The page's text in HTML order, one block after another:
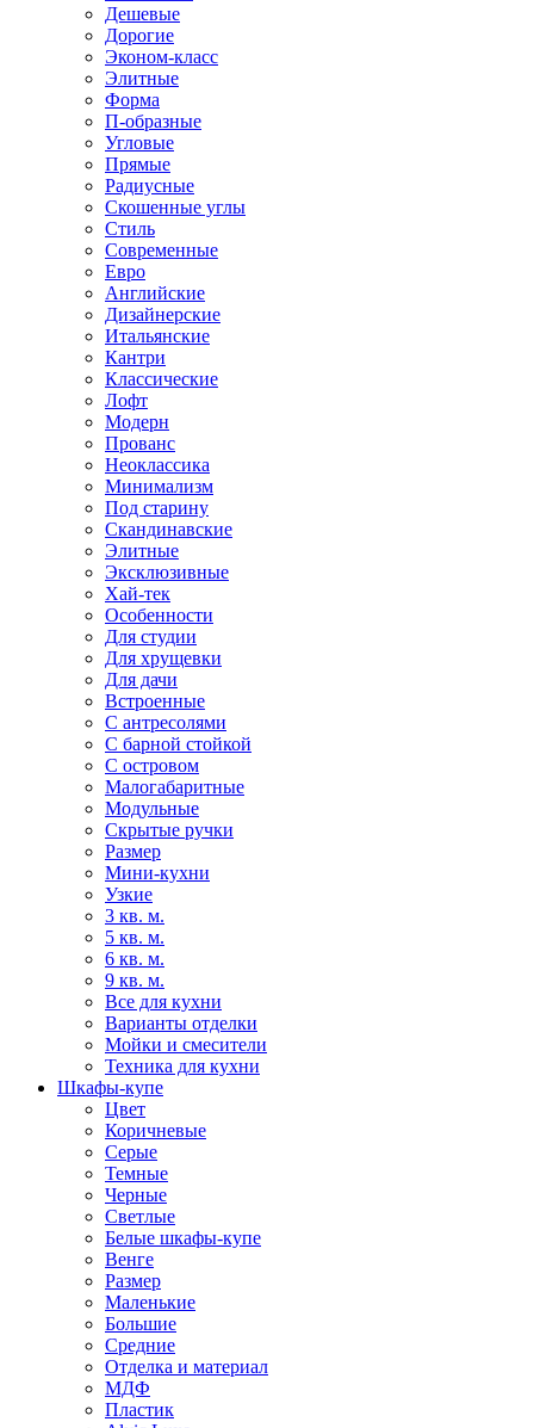
Дешевые
Дорогие
Эконом-класс
Элитные
Форма
П-образные
Угловые
Прямые
Радиусные
Скошенные углы
Стиль
Современные
Евро
Английские
Дизайнерские
Итальянские
Кантри
Классические
Лофт
Модерн
Прованс
Неоклассика
Минимализм
Под старину
Скандинавские
Элитные
Эксклюзивные
Хай-тек
Особенности
Для студии
Для хрущевки
Для дачи
Встроенные
С антресолями
С барной стойкой
С островом
Малогабаритные
Модульные
Скрытые ручки
Размер
Мини-кухни
Узкие
3 кв. м.
5 кв. м.
6 кв. м.
9 кв. м.
Все для кухни
Варианты отделки
Мойки и смесители
Техника для кухни
Шкафы-купе
Цвет
Коричневые
Серые
Темные
Черные
Светлые
Белые шкафы-купе
Венге
Размер
Маленькие
Большие
Средние
Отделка и материал
МДФ
Пластик